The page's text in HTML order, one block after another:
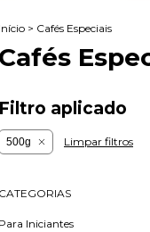
Início > Cafés Especiais
Cafés
Filtro aplicado
500g Limpar filtros
CATEGORIAS
Para Iniciantes